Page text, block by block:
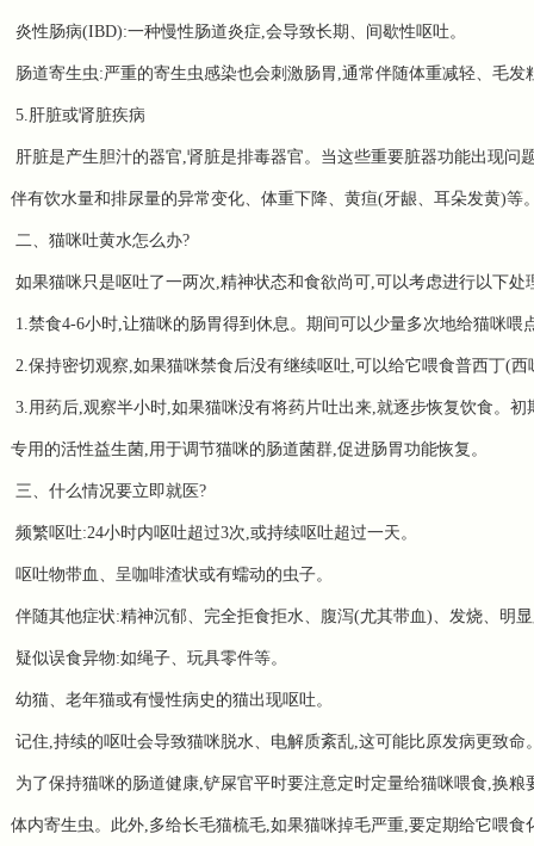
炎性肠病(IBD):一种慢性肠道炎症,会导致长期、间歇性呕吐。
肠道寄生虫:严重的寄生虫感染也会刺激肠胃,通常伴随体重减轻、毛
5.肝脏或肾脏疾病
肝脏是产生胆汁的器官,肾脏是排毒器官。当这些重要脏器功能出现
伴有饮水量和排尿量的异常变化、体重下降、黄疸(牙龈、耳朵发黄)等
二、猫咪吐黄水怎么办?
如果猫咪只是呕吐了一两次,精神状态和食欲尚可,可以考虑进行以下处
1.禁食4-6小时,让猫咪的肠胃得到休息。期间可以少量多次地给猫咪喂
2.保持密切观察,如果猫咪禁食后没有继续呕吐,可以给它喂食普西丁(
3.用药后,观察半小时,如果猫咪没有将药片吐出来,就逐步恢复饮食。
专用的活性益生菌,用于调节猫咪的肠道菌群,促进肠胃功能恢复。
三、什么情况要立即就医?
频繁呕吐:24小时内呕吐超过3次,或持续呕吐超过一天。
呕吐物带血、呈咖啡渣状或有蠕动的虫子。
伴随其他症状:精神沉郁、完全拒食拒水、腹泻(尤其带血)、发烧、明
疑似误食异物:如绳子、玩具零件等。
幼猫、老年猫或有慢性病史的猫出现呕吐。
记住,持续的呕吐会导致猫咪脱水、电解质紊乱,这可能比原发病更致命
为了保持猫咪的肠道健康,铲屎官平时要注意定时定量给猫咪喂食,换
体内寄生虫。此外,多给长毛猫梳毛,如果猫咪掉毛严重,要定期给它喂食